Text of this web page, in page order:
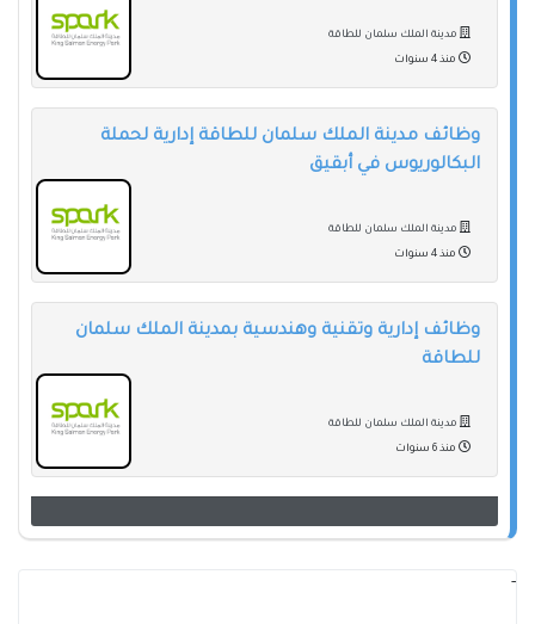
مدينة الملك سلمان للطاقة
منذ 4 سنوات
وظائف مدينة الملك سلمان للطاقة إدارية لحملة
البكالوريوس في أبقيق
مدينة الملك سلمان للطاقة
منذ 4 سنوات
وظائف إدارية وتقنية وهندسية بمدينة الملك سلمان
للطاقة
مدينة الملك سلمان للطاقة
منذ 6 سنوات
-